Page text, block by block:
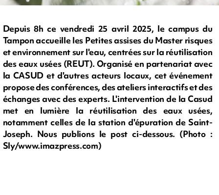
Depuis 8h ce vendredi 25 avril 2025, le campus du
Tampon accueille les Petites assises du Master risques
et environnement sur l'eau, centrées sur la réutilisation
des eaux usées (REUT). Organisé en partenariat avec
la CASUD et d'autres acteurs locaux, cet événement
propose des conférences, des ateliers interactifs et des
échanges avec des experts. L'intervention de la Casud
met en lumière la réutilisation des eaux usées,
notamment celles de la station d'épuration de Saint-
Joseph. Nous publions le post ci-dessous. (Photo :
Sly/www.imazpress.com)